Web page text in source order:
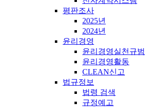
평판조사
2025년
2024년
윤리경영
윤리경영실천규범
윤리경영활동
CLEAN신고
법규정보
법령 검색
규정예고